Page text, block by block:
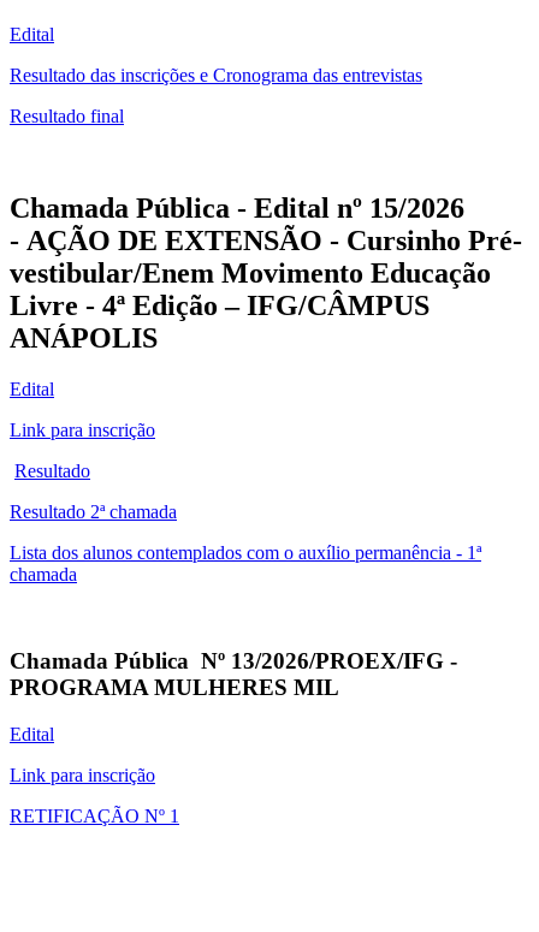
Edital
Resultado das inscrições e Cronograma das entrevistas
Resultado final
Chamada Pública - Edital nº 15/2026
- AÇÃO DE EXTENSÃO - Cursinho Pré-
vestibular/Enem Movimento Educação
Livre - 4ª Edição – IFG/CÂMPUS
ANÁPOLIS
Edital
Link para inscrição
Resultado
Resultado 2ª chamada
Lista dos alunos contemplados com o auxílio permanência - 1ª
chamada
Chamada Pública Nº 13/2026/PROEX/IFG -
PROGRAMA MULHERES MIL
Edital
Link para inscrição
RETIFICAÇÃO Nº 1